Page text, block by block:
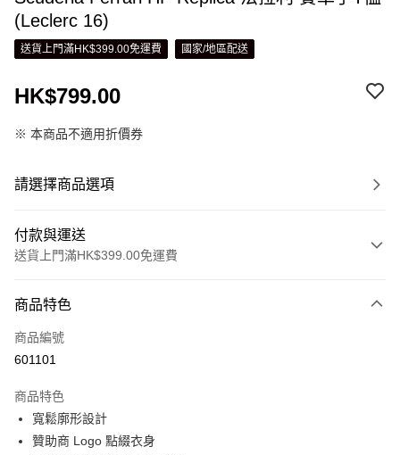
(Leclerc 16)
送貨上門滿HK$399.00免運費 國家/地區配送
HK$799.00
※ 本商品不適用折價券
請選擇商品選項
付款與運送
送貨上門滿HK$399.00免運費
信用卡
線上付款
Alipay, PayMe, WeChat Pay, UnionPay, FPS
送貨方式
單筆訂單淨值滿$399可享免運費優惠
商品特色
商品編號
601101
商品特色
寬鬆廓形設計
贊助商 Logo 點綴衣身